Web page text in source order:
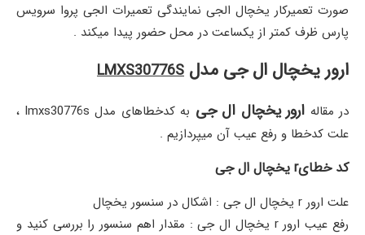
صورت تعمیرکار یخچال الجی نمایندگی تعمیرات الجی پروا سرویس
پارس ظرف کمتر از یکساعت در محل حضور پیدا میکند .
ارور یخچال ال جی مدل LMXS30776S
در مقاله ارور یخچال ال جی
به کدخطاهای مدل lmxs30776s ،
علت کدخطا و رفع عیب آن میپردازیم .
کد خطایr یخچال ال جی
علت ارور r یخچال ال جی : اشکال در سنسور یخچال
رفع عیب ارور r یخچال ال جی : مقدار اهم سنسور را بررسی کنید و